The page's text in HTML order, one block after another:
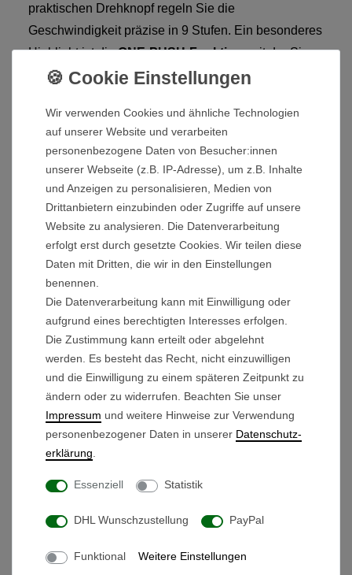
praktischen Drehknopf regeln Sie die
Geschwindigkeit präzise in 9 Stufen. Ein besonderes
Highlight ist dieONE-PUSH-Funktion, mit der Sie
Ihre bevorzugte Fahrstufe einfach speichern und
IHRE VORTEILE AUF EINEN BLICK:
Blitzschneller Aufbau:
Sekunden dank Doppelverschluss mit nur
2 Handgriffen.
Kraftvolle Performance:33Ah Blei-Akku für
bis zu 20 km Reichweite und Steigungen bis
18 %.
einstellbar auf
6, 12 oder 18 Sekunden
Sicherheit am Hang:Die
integrierte Motorbremse vermindert das
Wegrollen entgegen der Fahrtrichtung.
Smarte Extras:IntegrierterUSB-Anschluss
zum Laden Ihrer Gadgets direkt am Bag.
TECHNISCHE DETAILS VON BEEGON
GOLF:
Gewicht:Ultraleichte ca. 8,7 kg (ohne Akku) –
Wir verwenden Cookies und ähnliche Technologien
auf unserer Website und verarbeiten
personenbezogene Daten von Besucher:innen
unserer Webseite (z.B. IP-Adresse), um z.B. Inhalte
und Anzeigen zu personalisieren, Medien von
Drittanbietern einzubinden oder Zugriffe auf unsere
Website zu analysieren. Die Datenverarbeitung
erfolgt erst durch gesetzte Cookies. Wir teilen diese
Daten mit Dritten, die wir in den Einstellungen
benennen.
Die Datenverarbeitung kann mit Einwilligung oder
aufgrund eines berechtigten Interesses erfolgen.
Die Zustimmung kann erteilt oder abgelehnt
werden. Es besteht das Recht, nicht einzuwilligen
und die Einwilligung zu einem späteren Zeitpunkt zu
ändern oder zu widerrufen. Beachten Sie unser
Impressum und weitere Hinweise zur Verwendung
personenbezogener Daten in unserer Daten­schutz­
erklärung
Essenziell Statistik
DHL Wunschzustellung PayPal
Funktional Weitere Einstellungen